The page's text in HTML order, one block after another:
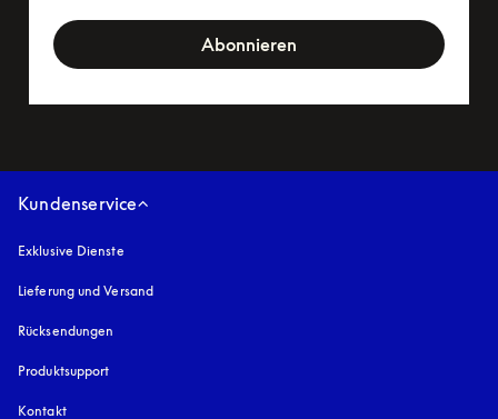
Abonnieren
Kundenservice
Exklusive Dienste
Lieferung und Versand
Rücksendungen
Produktsupport
Kontakt